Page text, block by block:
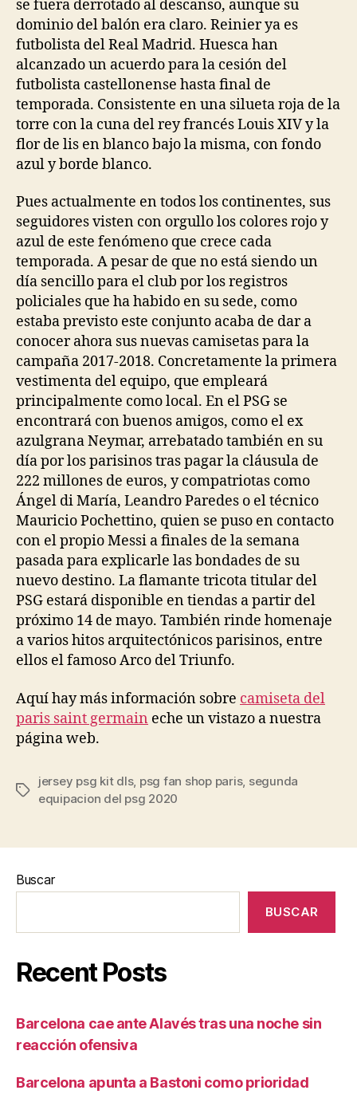
se fuera derrotado al descanso, aunque su
dominio del balón era claro. Reinier ya es
futbolista del Real Madrid. Huesca han
alcanzado un acuerdo para la cesión del
futbolista castellonense hasta final de
temporada. Consistente en una silueta roja de la
torre con la cuna del rey francés Louis XIV y la
flor de lis en blanco bajo la misma, con fondo
azul y borde blanco.
Pues actualmente en todos los continentes, sus
seguidores visten con orgullo los colores rojo y
azul de este fenómeno que crece cada
temporada. A pesar de que no está siendo un
día sencillo para el club por los registros
policiales que ha habido en su sede, como
estaba previsto este conjunto acaba de dar a
conocer ahora sus nuevas camisetas para la
campaña 2017-2018. Concretamente la primera
vestimenta del equipo, que empleará
principalmente como local. En el PSG se
encontrará con buenos amigos, como el ex
azulgrana Neymar, arrebatado también en su
día por los parisinos tras pagar la cláusula de
222 millones de euros, y compatriotas como
Ángel di María, Leandro Paredes o el técnico
Mauricio Pochettino, quien se puso en contacto
con el propio Messi a finales de la semana
pasada para explicarle las bondades de su
nuevo destino. La flamante tricota titular del
PSG estará disponible en tiendas a partir del
próximo 14 de mayo. También rinde homenaje
a varios hitos arquitectónicos parisinos, entre
ellos el famoso Arco del Triunfo.
Aquí hay más información sobre camiseta del
paris saint germain eche un vistazo a nuestra
página web.
Etiquetas
jersey psg kit dls, psg fan shop paris, segunda
equipacion del psg 2020
Buscar
BUSCAR
Recent Posts
Barcelona cae ante Alavés tras una noche sin
reacción ofensiva
Barcelona apunta a Bastoni como prioridad